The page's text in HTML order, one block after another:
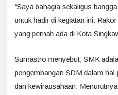
“Saya bahagia sekaligus
untuk hadir di kegiatan ini.
yang pernah ada di Kota
Sumastro menyebut, SMK
pengembangan SDM dalam hal
dan kewirausahaan.